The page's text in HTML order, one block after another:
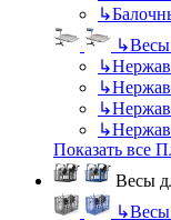
↳
↳Весы
↳
↳
↳
↳
Показать все
Весы
↳Весы